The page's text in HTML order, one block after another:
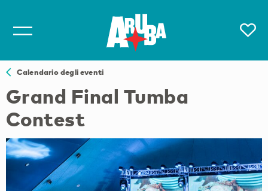
Calendario degli eventi
Grand Final Tumba
Contest